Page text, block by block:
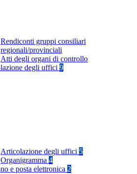
Rendiconti gruppi consiliari
regionali/provinciali
Atti degli organi di controllo
degli uffici 9
Articolazione degli uffici 5
Organigramma 4
e posta elettronica 2